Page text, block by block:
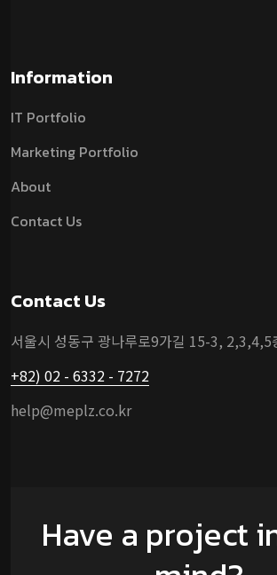
Information
IT Portfolio
Marketing Portfolio
About
Contact Us
Contact Us
서울시 성동구 광나루로9가길 15-3,
+82) 02 - 6332 - 7272
help@meplz.co.kr
Have a project